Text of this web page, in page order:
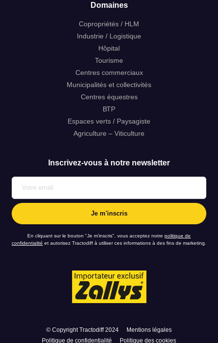
Domaines
Copropriétés / HLM
Industrie / Logistique
Hôpital
Tourisme
Centres commerciaux
Municipalités et collectivités
Centres équestres
ВТР
Espaces verts / Paysagiste
Agriculture – Viticulture
Inscrivez-vous à notre newsletter
En cliquant sur le bouton "Je m’inscris", vous acceptez notre politique de
confidentialité et autorisez Tractodiff à utiliser ces informations à des fins de marketing.
© Copyright Tractodiff 2024
Mentions légales
Politique de confidentialité
Politique des cookies
mon code postal est *
et j’aimerais être rappelé au numéro *
ou par email à l’adresse suivante *
En cliquant sur le bouton "Envoyer la demande", vous acceptez notre